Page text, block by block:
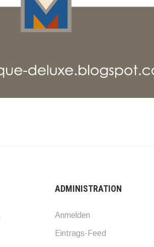
ADMINISTRATION
Anmelden
Eintrags-Feed